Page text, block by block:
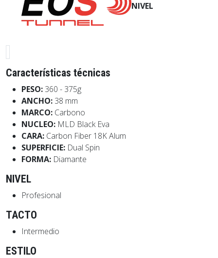
NIVEL
Características técnicas
PESO: 360 - 375g
ANCHO: 38 mm
MARCO: Carbono
NUCLEO: MLD Black Eva
CARA: Carbon Fiber 18K Alum
SUPERFICIE: Dual Spin
FORMA: Diamante
NIVEL
Profesional
TACTO
Intermedio
ESTILO